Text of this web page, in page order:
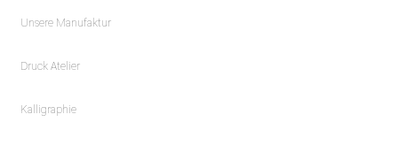
Unsere Manufaktur
Druck Atelier
Kalligraphie